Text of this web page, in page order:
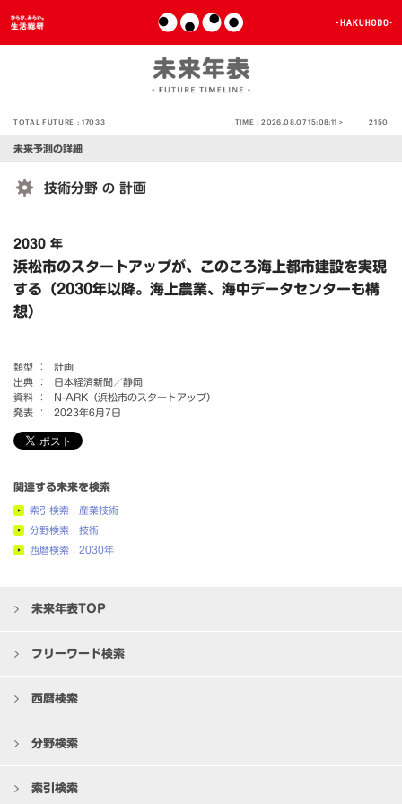
TOTAL FUTURE :17033 TIME :2026.08.07 15:08:11 > 2150
未来予測の詳細
技術分野 の 計画
2030 年
浜松市のスタートアップが、このころ海上都市建設を実現
する（2030年以降。海上農業、海中データセンターも構
想）
類型 ：
計画
出典 ：
日本経済新聞／静岡
資料 ：
N-ARK（浜松市のスタートアップ）
発表 ：
2023年6月7日
関連する未来を検索
索引検索：産業技術
分野検索：技術
西暦検索：2030年
未来年表TOP
フリーワード検索
西暦検索
分野検索
索引検索